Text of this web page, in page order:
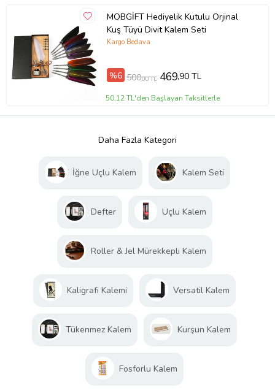
MOBGİFT Hediyelik Kutulu Orjinal
Kuş Tüyü Divit Kalem Seti
Kargo Bedava
%6 500,00 TL 469,90 TL
50,12 TL'den Başlayan Taksitlerle
Daha Fazla Kategori
İğne Uçlu Kalem Kalem Seti
Defter Uçlu Kalem
Roller & Jel Mürekkepli Kalem
Kaligrafi Kalemi Versatil Kalem
Tükenmez Kalem Kurşun Kalem
Fosforlu Kalem